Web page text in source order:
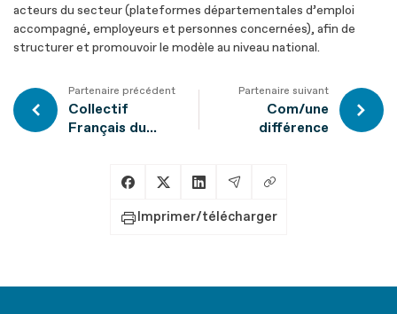
acteurs du secteur (plateformes départementales d’emploi
accompagné, employeurs et personnes concernées), afin de
structurer et promouvoir le modèle au niveau national.
Partenaire précédent
Collectif
Français du
Partenaire suivant
Com/une
différence
Partager sur Facebook
Partager sur X
Partager sur LinkedIn
Partager par Email
Copier le lien
Imprimer/télécharger